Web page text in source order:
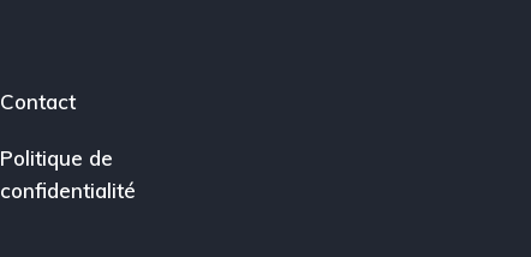
Contact
Politique de
confidentialité